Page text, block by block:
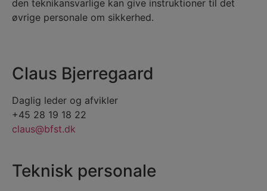
den teknikansvarlige kan give instruktioner til det
øvrige personale om sikkerhed.
Claus Bjerregaard
Daglig leder og afvikler
+45 28 19 18 22
claus@bfst.dk
Teknisk personale